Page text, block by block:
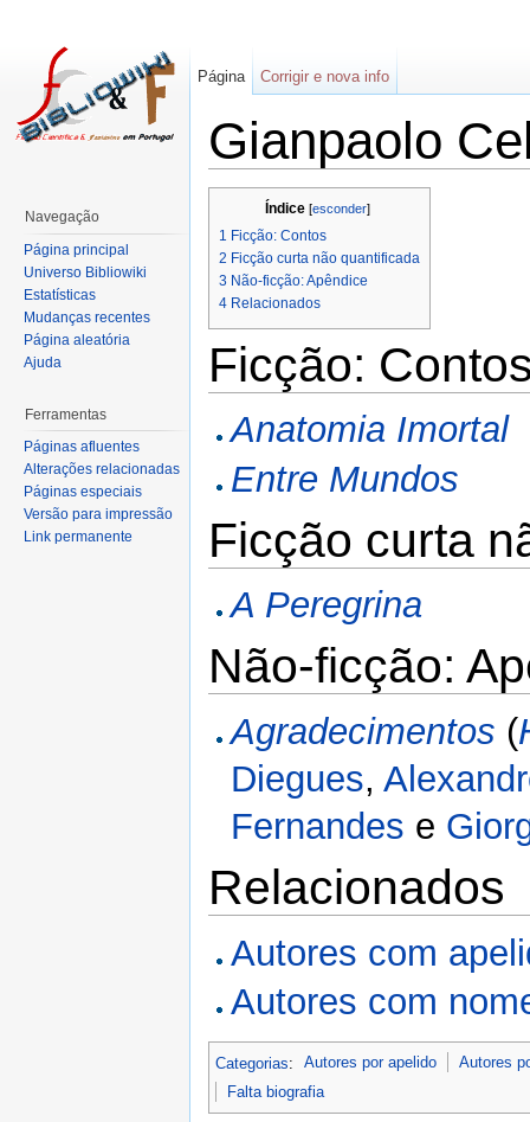
Gianpaolo
Índice [esconder]
1 Ficção: Contos
2 Ficção curta não quantificada
3 Não-ficção: Apêndice
4 Relacionados
Ficção:
Anatomia Imortal
Entre Mundos
Ficção curta
A Peregrina
Não-ficção:
Agradecimentos (
Diegues,
Fernandes e
Relacionados
Autores com
Autores com
Categorias: Autores por apelido
Autores
Falta biografia
Página Corrigir e nova info
Navegação
Página principal
Universo Bibliowiki
Estatísticas
Mudanças recentes
Página aleatória
Ajuda
Ferramentas
Páginas afluentes
Alterações relacionadas
Páginas especiais
Versão para impressão
Link permanente